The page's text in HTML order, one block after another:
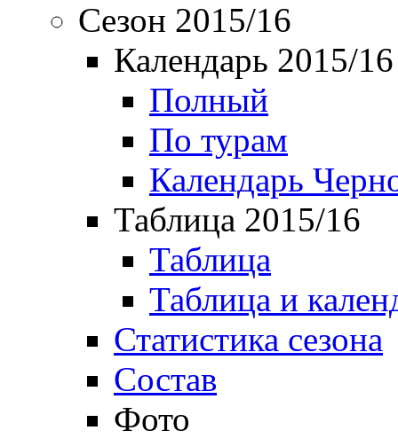
Сезон 2015/16
Календарь 2015/16
Полный
По турам
Календарь
Таблица 2015/16
Таблица
Таблица и
Статистика сезона
Состав
Фото